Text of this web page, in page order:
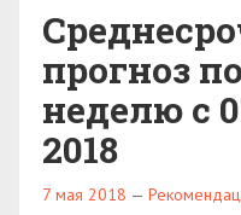
прогноз
неделю с
2018
7 мая 2018 —